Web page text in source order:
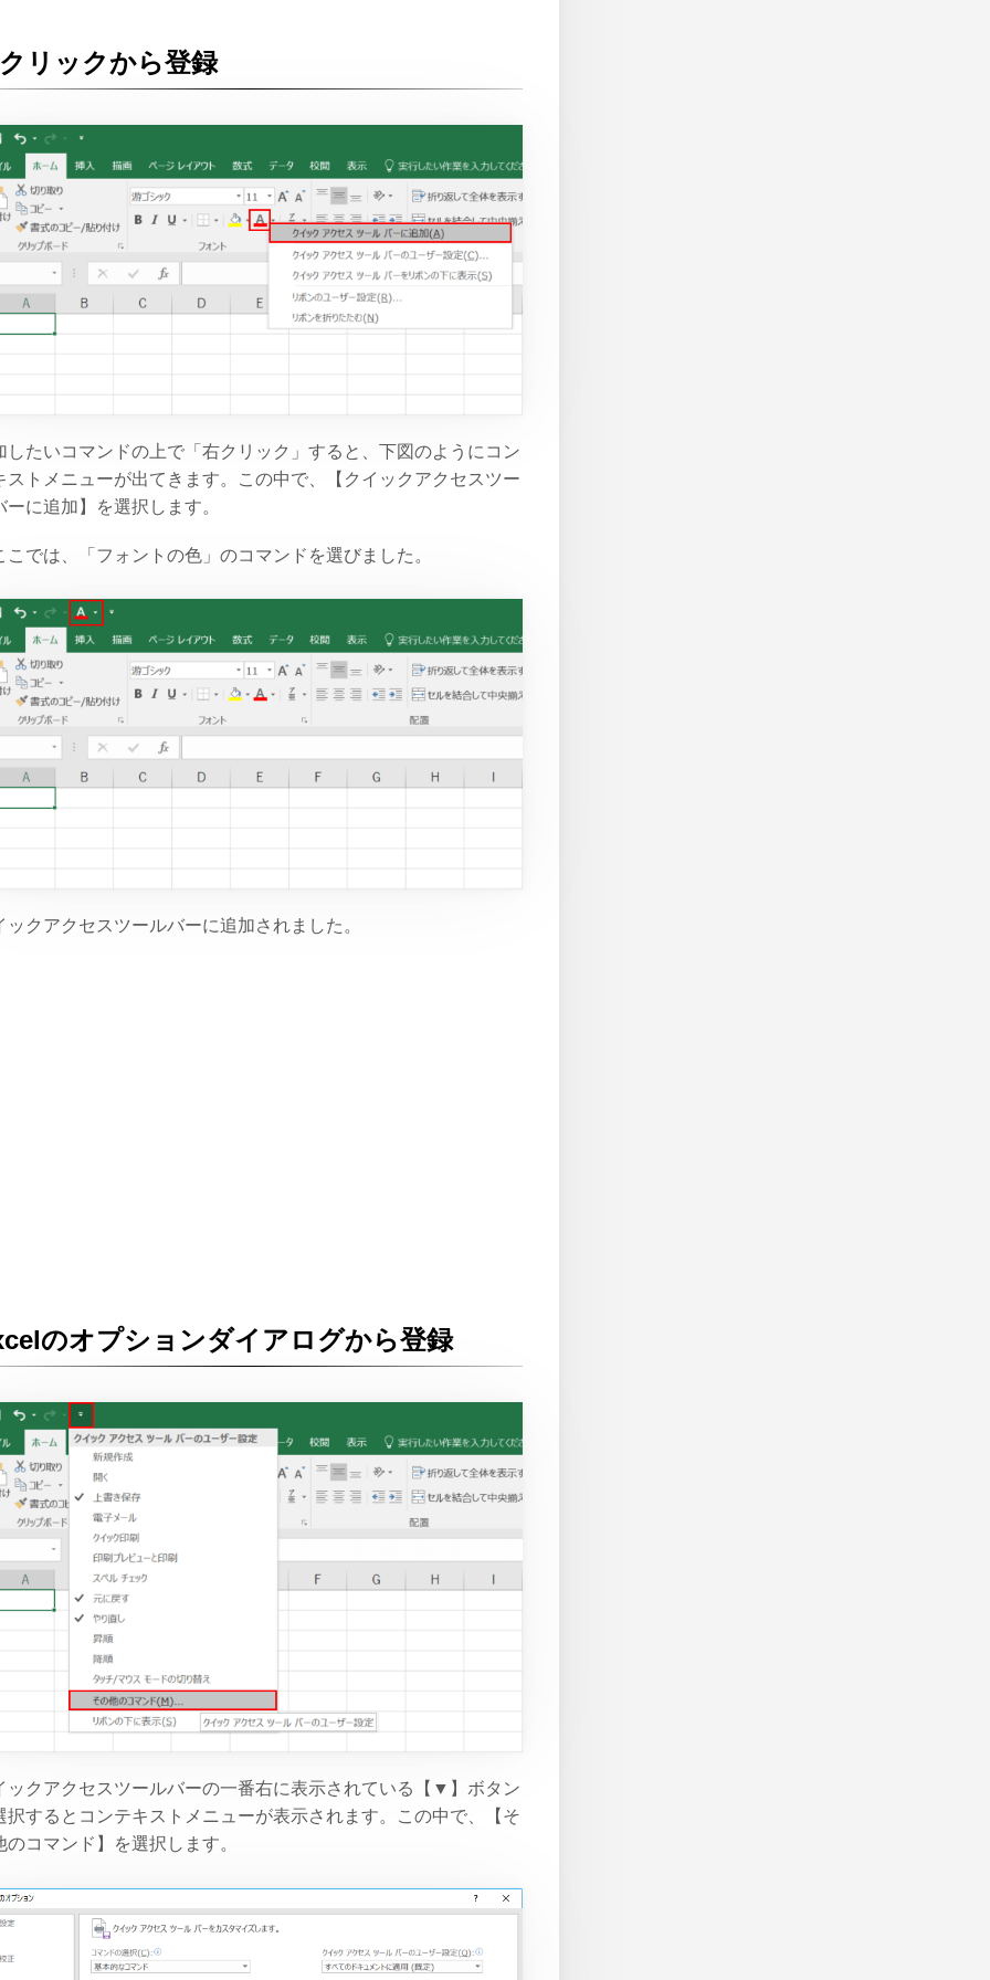
リックから登録
したいコマンドの上で「右クリック」すると、下図のようにコン
ストメニューが出てきます。この中で、【クイックアクセスツー
ーに追加】を選択します。
では、「フォントの色」のコマンドを選びました。
ックアクセスツールバーに追加されました。
のオプションダイアログから登録
ックアクセスツールバーの一番右に表示されている【▼】ボタン
択するとコンテキストメニューが表示されます。この中で、【そ
のコマンド】を選択します。